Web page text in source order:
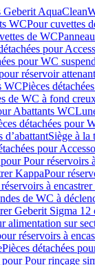
AquaClean
WCPour cuvettes
de WC
pour
pour WC
réservoir attenant
WCPièces
de WC à fond
Abattants WC
détachées pour
d’abattantSiège à la
pour
Pour réservoirs
KappaPour
à
de WC à
Geberit Sigma 12
alimentation sur
réservoirs à
Pièces détachées
pour Pour rinçage